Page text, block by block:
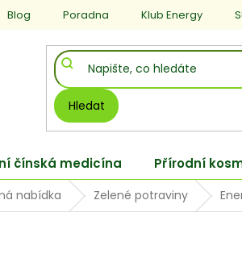
Blog Poradna Klub Energy
Hledat
čínská medicína Přírodní
nabídka Zelené potraviny